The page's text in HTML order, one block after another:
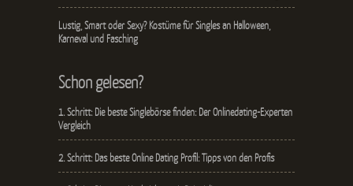
Lustig, Smart oder Sexy? Kostüme für Singles an Halloween,
Karneval und Fasching
Schon gelesen?
1. Schritt: Die beste Singlebörse finden: Der Onlinedating-Experten
Vergleich
2. Schritt: Das beste Online Dating Profil: Tipps von den Profis